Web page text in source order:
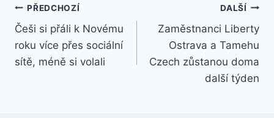
Navigace
pro
příspěvek
PŘEDCHOZÍ
Češi si přáli k Novému
roku více přes sociální
sítě, méně si volali
DALŠÍ
Zaměstnanci Liberty
Ostrava a Tamehu
Czech zůstanou doma
další týden